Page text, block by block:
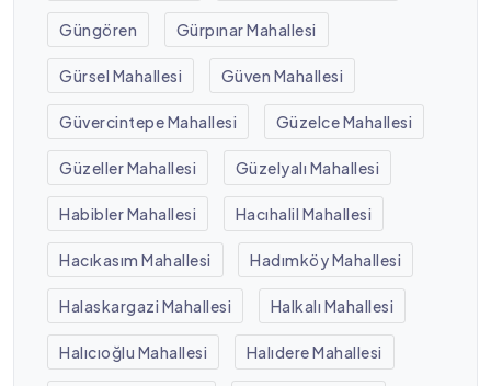
Güngören Gürpınar Mahallesi
Gürsel Mahallesi Güven Mahallesi
Güvercintepe Mahallesi Güzelce Mahallesi
Güzeller Mahallesi Güzelyalı Mahallesi
Habibler Mahallesi Hacıhalil Mahallesi
Hacıkasım Mahallesi Hadımköy Mahallesi
Halaskargazi Mahallesi Halkalı Mahallesi
Halıcıoğlu Mahallesi Halıdere Mahallesi